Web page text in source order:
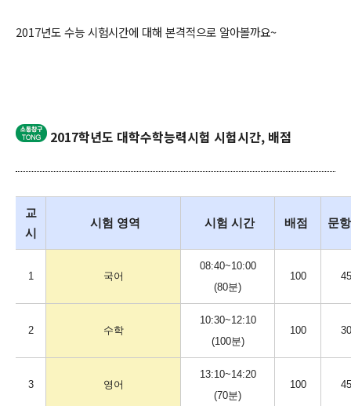
2017년도 수능 시험시간에 대해 본격적으로 알아볼까요~
2017학년도 대학수학능력시험 시험시간, 배점
교
시
시험 영역 시험 시간 배점 문
1 국어
08:40~10:00
(80분)
100 45
2 수학
10:30~12:10
(100분)
100 30
3 영어
13:10~14:20
(70분)
100 45